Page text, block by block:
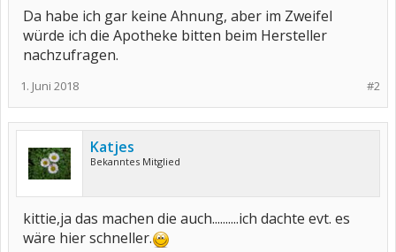
Da habe ich gar keine Ahnung, aber im Zweifel
würde ich die Apotheke bitten beim Hersteller
nachzufragen.
#2
1. Juni 2018
Katjes
Bekanntes Mitglied
kittie,ja das machen die auch..........ich dachte evt. es
wäre hier schneller.